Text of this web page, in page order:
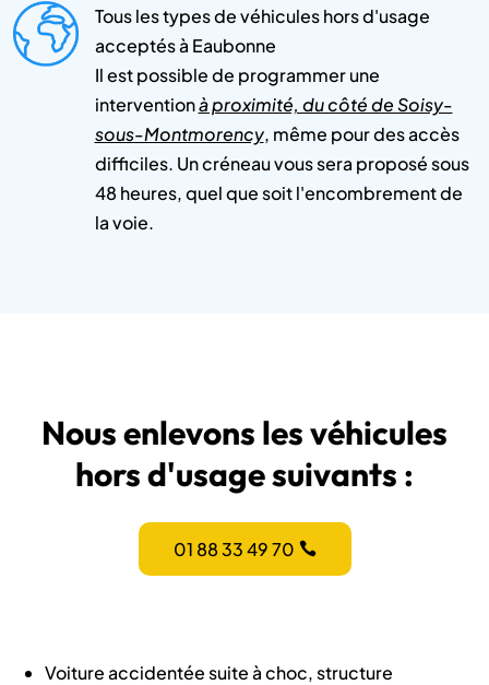
Tous les types de véhicules hors d'usage
acceptés à Eaubonne
Il est possible de programmer une
interventionà proximité, du côté de Soisy-
sous-Montmorency, même pour des accès
difficiles. Un créneau vous sera proposé sous
48 heures, quel que soit l'encombrement de
la voie.
Nous enlevons les véhicules
hors d'usage suivants :
01 88 33 49 70
Voiture accidentée suite à choc, structure